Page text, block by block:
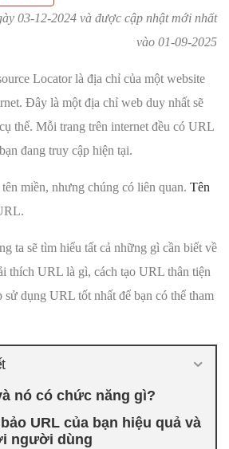
03-12-2024 và được cập nhật mới nhất
vào 01-09-2025
Locator là địa chỉ của một website
Đây là một địa chỉ web duy nhất sẽ
thể. Mỗi trang trên internet đều có URL
đang truy cập hiện tại.
miền, nhưng chúng có liên quan. Tên
ta sẽ tìm hiểu tất cả những gì cần biết về
thích URL là gì, cách tạo URL thân tiện
sử dụng URL tốt nhất để bạn có thể tham
nó có chức năng gì?
URL của bạn hiệu quả và
người dùng